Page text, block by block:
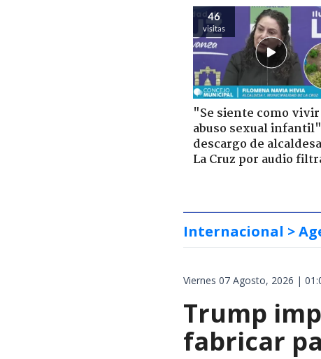
46
visitas
"Se siente como vivir
abuso sexual
descargo de
La Cruz por audio
Internacional >
Viernes 07 Agosto, 2026 |
Trump
fabricar